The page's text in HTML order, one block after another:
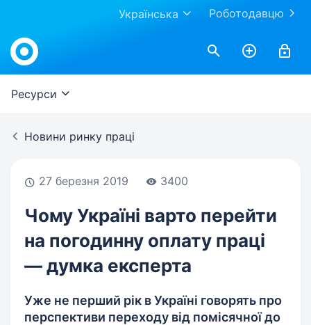
Роботодавцю
Українська
Work.ua
Ресурси
Новини ринку праці
27 березня 2019 3400
Чому Україні варто перейти
на погодинну оплату праці
— думка експерта
Уже не перший рік в Україні говорять про
перспективи переходу від помісячної до